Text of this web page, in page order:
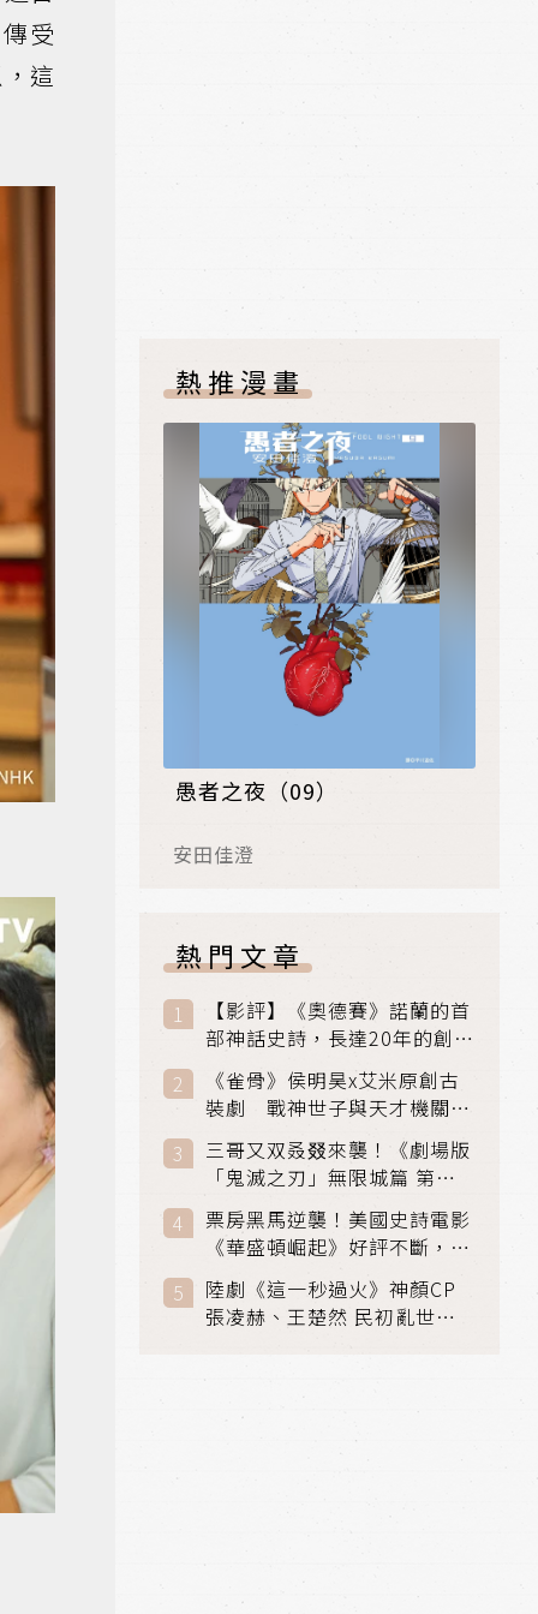
受
這
熱推漫畫
愚者之夜（09）
安田佳澄
熱門文章
【影評】《奧德賽》諾蘭的首
部神話史詩，長達20年的創傷
與贖罪之旅
《雀骨》侯明昊x艾米原創古
裝劇 戰神世子與天才機關師
聯手攻克身世之謎
三哥又双叒叕來襲！《劇場版
「鬼滅之刃」無限城篇 第一
章》 七月首登串流平台
票房黑馬逆襲！美國史詩電影
《華盛頓崛起》好評不斷，輾
壓《玩具總動員5》、《超少
女》
陸劇《這一秒過火》神顏CP
張凌赫、王楚然 民初亂世、